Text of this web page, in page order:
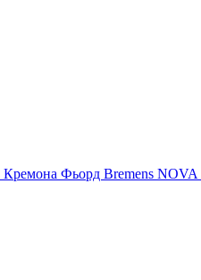
Кремона Фьорд Bremens NOVA